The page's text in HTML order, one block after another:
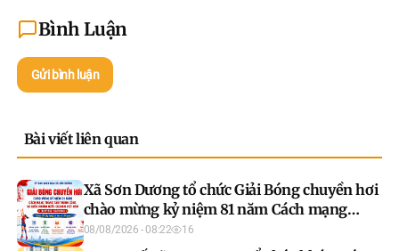
Bình Luận
Gửi bình luận
Bài viết liên quan
Xã Sơn Dương tổ chức Giải Bóng chuyền hơi
chào mừng kỷ niệm 81 năm Cách mạng
Tháng Tám và Quốc khánh 2/9
08/08/2026 - 08:22 16